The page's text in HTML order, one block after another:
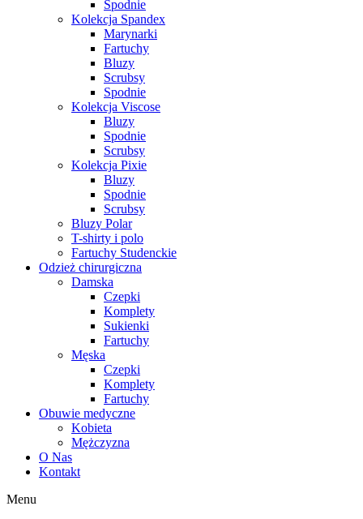
Spodnie
Kolekcja Spandex
Marynarki
Fartuchy
Bluzy
Scrubsy
Spodnie
Kolekcja Viscose
Bluzy
Spodnie
Scrubsy
Kolekcja Pixie
Bluzy
Spodnie
Scrubsy
Bluzy Polar
T-shirty i polo
Fartuchy Studenckie
Odzież chirurgiczna
Damska
Czepki
Komplety
Sukienki
Fartuchy
Męska
Czepki
Komplety
Fartuchy
Obuwie medyczne
Kobieta
Mężczyzna
O Nas
Kontakt
Menu